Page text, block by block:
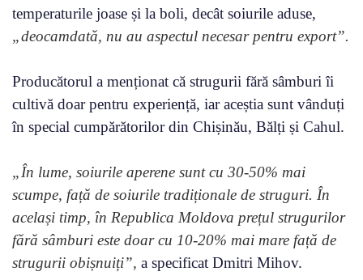
temperaturile joase și la boli, decât soiurile aduse,
„deocamdată, nu au aspectul necesar pentru export”.
Producătorul a menționat că strugurii fără sâmburi îi
cultivă doar pentru experiență, iar aceștia sunt vânduți
în special cumpărătorilor din Chișinău, Bălți și Cahul.
„În lume, soiurile aperene sunt cu 30-50% mai
scumpe, față de soiurile tradiționale de struguri. În
același timp, în Republica Moldova prețul strugurilor
fără sâmburi este doar cu 10-20% mai mare față de
strugurii obișnuiți”, a specificat Dmitri Mihov.